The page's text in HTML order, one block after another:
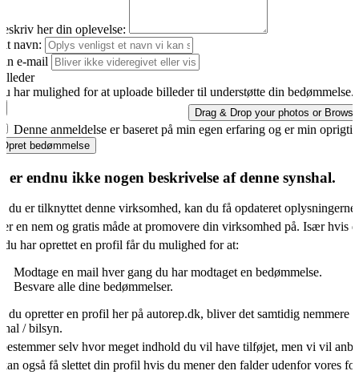
her din oplevelse:
navn:
e-mail
har mulighed for at uploade billeder til understøtte din bedømmelse.
Drag & Drop your photos or Browse
Denne anmeldelse er baseret på min egen erfaring og er min
Opret bedømmelse
er endnu ikke nogen beskrivelse af denne synshal.
du er tilknyttet denne virksomhed, kan du få opdateret oplysningerne.
er en nem og gratis måde at promovere din virksomhed på. Især hvis
du har oprettet en profil får du mulighed for at:
Modtage en mail hver gang du har modtaget en bedømmelse.
Besvare alle dine bedømmelser.
du opretter en profil her på autorep.dk, bliver det samtidig nemmere
/ bilsyn.
selv hvor meget indhold du vil have tilføjet, men vi vil
også få slettet din profil hvis du mener den falder udenfor vores